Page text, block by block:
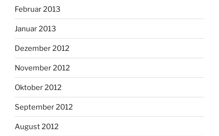
Februar 2013
Januar 2013
Dezember 2012
November 2012
Oktober 2012
September 2012
August 2012